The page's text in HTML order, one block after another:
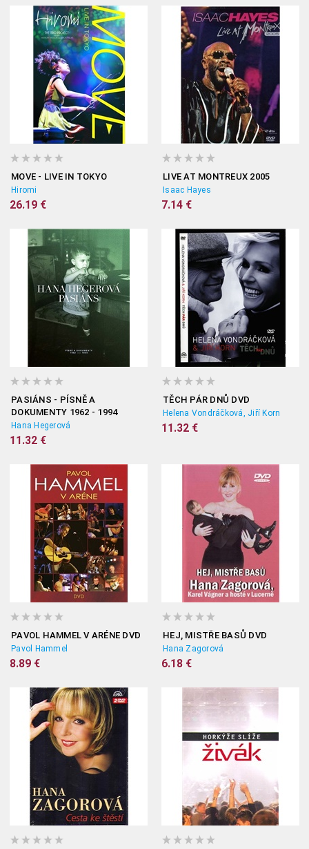
MOVE - LIVE IN TOKYO
Hiromi
26.19 €
LIVE AT MONTREUX 2005
Isaac Hayes
7.14 €
PASIÁNS - PÍSNĚ A
DOKUMENTY 1962 - 1994
Hana Hegerová
11.32 €
TĚCH PÁR DNŮ DVD
Helena Vondráčková, Jiří Korn
11.32 €
PAVOL HAMMEL V ARÉNE DVD
Pavol Hammel
8.89 €
HEJ, MISTŘE BASŮ DVD
Hana Zagorová
6.18 €